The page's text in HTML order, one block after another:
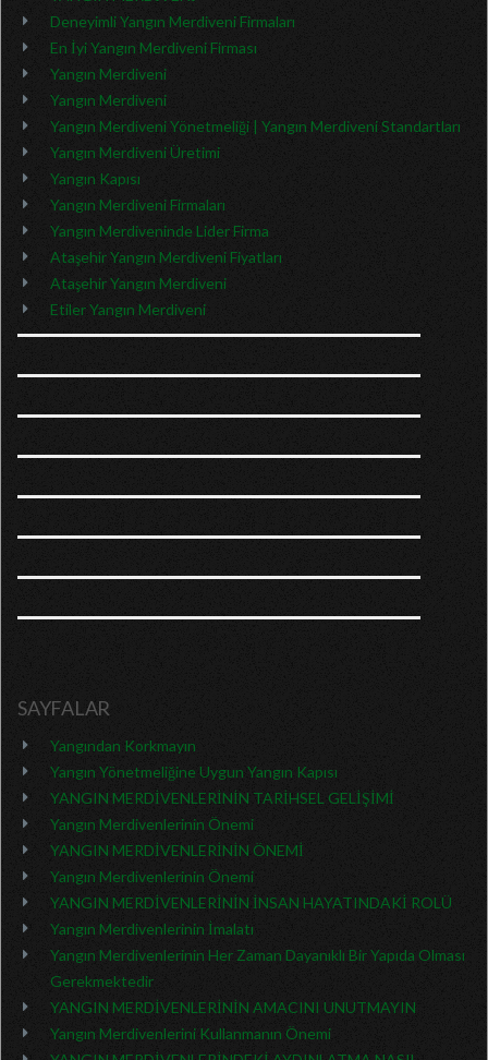
Deneyimli Yangın Merdiveni Firmaları
En İyi Yangın Merdiveni Firması
Yangın Merdiveni
Yangın Merdiveni
Yangın Merdiveni Yönetmeliği | Yangın Merdiveni Standartları
Yangın Merdiveni Üretimi
Yangın Kapısı
Yangın Merdiveni Firmaları
Yangın Merdiveninde Lider Firma
Ataşehir Yangın Merdiveni Fiyatları
Ataşehir Yangın Merdiveni
Etiler Yangın Merdiveni
SAYFALAR
Yangından Korkmayın
Yangın Yönetmeliğine Uygun Yangın Kapısı
YANGIN MERDİVENLERİNİN TARİHSEL GELİŞİMİ
Yangın Merdivenlerinin Önemi
YANGIN MERDİVENLERİNİN ÖNEMİ
Yangın Merdivenlerinin Önemi
YANGIN MERDİVENLERİNİN İNSAN HAYATINDAKİ ROLÜ
Yangın Merdivenlerinin İmalatı
Yangın Merdivenlerinin Her Zaman Dayanıklı Bir Yapıda Olması
Gerekmektedir
YANGIN MERDİVENLERİNİN AMACINI UNUTMAYIN
Yangın Merdivenlerini Kullanmanın Önemi